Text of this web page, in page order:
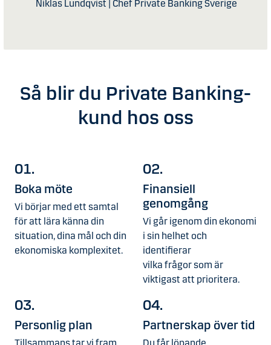
Niklas Lundqvist | Chef Private Banking Sverige
Så blir du Private Banking-
kund hos oss
01.
Boka möte
Vi börjar med ett samtal
för att lära känna din
situation, dina mål och din
ekonomiska komplexitet.
02.
Finansiell
genomgång
Vi går igenom din ekonomi
i sin helhet och
identifierar
vilka frågor som är
viktigast att prioritera.
03.
Personlig plan
04.
Partnerskap över tid